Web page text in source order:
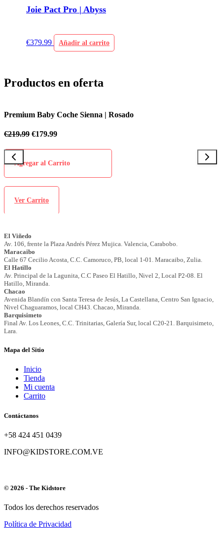
Joie Pact Pro | Abyss
€379.99 Añadir al carrito
Productos en oferta
Baby Coche Sienna | Rosado
179.99
al Carrito
Mapa del Sitio
Inicio
Tienda
Mi cuenta
Carrito
Contáctanos
+58 424 451 0439
INFO@KIDSTORE.COM.VE
© 2026 - The Kidstore
Todos los derechos reservados
Política de Privacidad